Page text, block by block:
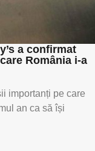
aici
subti
a confirmat
România i-a
importanți pe care
an ca să își